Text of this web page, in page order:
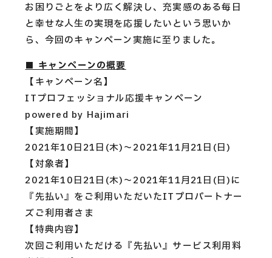
お困りごとをより広く解決し、充実感のある毎日
と幸せな人生の実現を応援したいという思いか
ら、今回のキャンペーン実施に至りました。
■ キャンペーンの概要
【キャンペーン名】
ITプロフェッショナル応援キャンペーン
powered by Hajimari
【実施期間】
2021年10日21日(木)〜2021年11月21日(日)
【対象者】
2021年10日21日(木)〜2021年11月21日(日)に
『先払い』をご利用いただいたITプロパートナー
ズご利用者さま
【特典内容】
次回ご利用いただける『先払い』サービス利用料